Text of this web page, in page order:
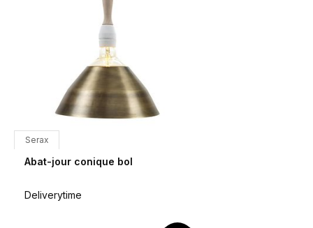
Serax
Abat-jour conique bol
Deliverytime